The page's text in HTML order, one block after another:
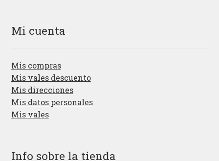
Mi cuenta
Mis compras
Mis vales descuento
Mis direcciones
Mis datos personales
Mis vales
Info sobre la tienda